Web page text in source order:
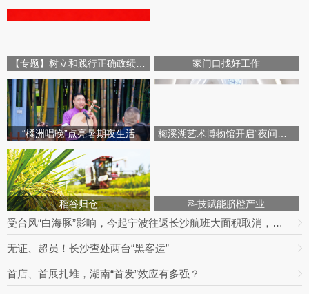
家门口找好工作
“橘洲唱晚”点亮暑期夜生活
稻谷归仓 科技赋能脐橙产业
受台风“白海豚”影响，今起宁波往返长沙航班大面积取消，明日19趟次全部停飞｜出行早知道
无证、超员！长沙查处两台“黑客运”
首店、首展扎堆，湖南“首发”效应有多强？